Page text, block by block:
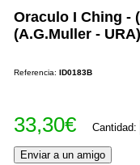
Oraculo I Ching -
(A.G.Muller - URA)
Referencia:ID0183B
33,30€ Cantidad: